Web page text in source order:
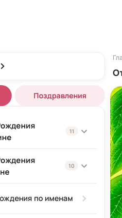
Поздравления
11
10
по именам